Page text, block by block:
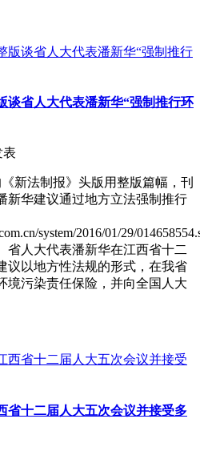
谈省人大代表潘新华“强制推行环
表
新法制报》头版用整版篇幅，刊
新华建议通过地方立法强制推行
system/2016/01/29/
省人大代表潘新华在江西省十二
议以地方性法规的形式，在我省
境污染责任保险，并向全国人大
省十二届人大五次会议并接受多